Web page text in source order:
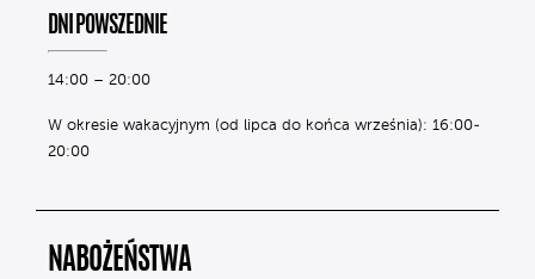
DNI POWSZEDNIE
14:00 – 20:00
W okresie wakacyjnym (od lipca do końca września): 16:00-
20:00
NABOŻEŃSTWA